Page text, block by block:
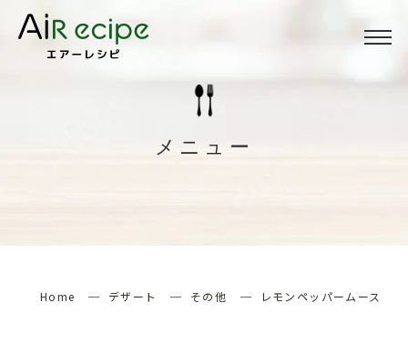
Menu
メニュー
Home デザート その他 レモンペッパームース